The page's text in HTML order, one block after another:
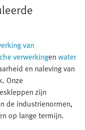
van
verwerkingenwater
en naleving van
Onze
zijn
de industrienormen,
op lange termijn.